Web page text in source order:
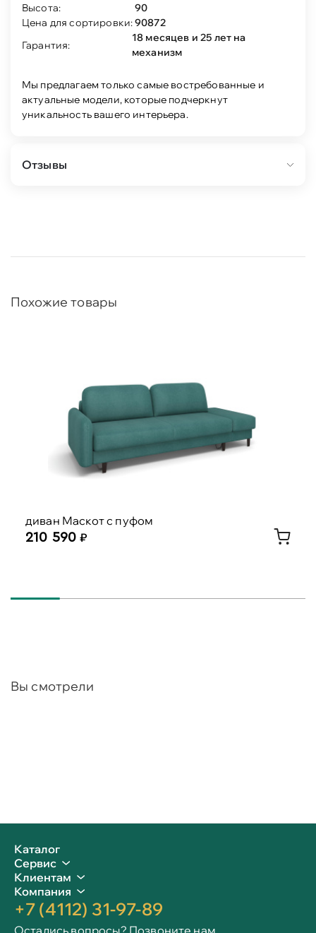
Высота:
90
Цена для сортировки:90872
Гарантия:
18 месяцев и 25 лет на
механизм
Мы предлагаем только самые востребованные и
актуальные модели, которые подчеркнут
уникальность вашего интерьера.
Отзывы
Похожие товары
диван Маскот с пуфом
210 590
Вы смотрели
Каталог
Сервис
Клиентам
Компания
+7 (4112) 31-97-89
Остались вопросы? Позвоните нам.